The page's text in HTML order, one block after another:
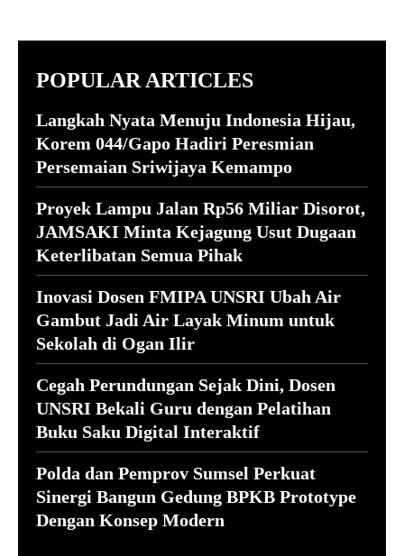
POPULAR ARTICLES
Langkah Nyata Menuju Indonesia Hijau,
Korem 044/Gapo Hadiri Peresmian
Persemaian Sriwijaya Kemampo
Proyek Lampu Jalan Rp56 Miliar Disorot,
JAMSAKI Minta Kejagung Usut Dugaan
Keterlibatan Semua Pihak
Inovasi Dosen FMIPA UNSRI Ubah Air
Gambut Jadi Air Layak Minum untuk
Sekolah di Ogan Ilir
Cegah Perundungan Sejak Dini, Dosen
UNSRI Bekali Guru dengan Pelatihan
Buku Saku Digital Interaktif
Polda dan Pemprov Sumsel Perkuat
Sinergi Bangun Gedung BPKB Prototype
Dengan Konsep Modern